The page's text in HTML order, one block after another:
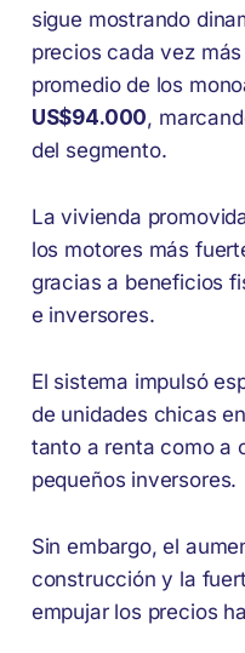
sigue mostrando
precios cada vez
promedio de los
US$94.000,
del segmento.
La vivienda
los motores más
gracias a beneficios
e inversores.
El sistema impulsó
de unidades chicas
tanto a renta como a
pequeños inversores.
Sin embargo, el
construcción y la
empujar los precios